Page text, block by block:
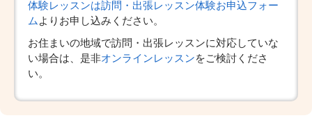
体験レッスンは訪問・出張レッスン体験お申込フォー
ムよりお申し込みください。
お住まいの地域で訪問・出張レッスンに対応していな
い場合は、是非オンラインレッスンをご検討くださ
い。